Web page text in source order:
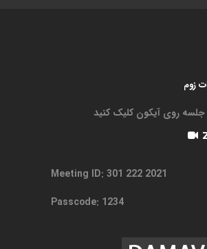
زوم
جلسه روی آیکون کلیک کنید
Meeting ID: 301 222 2021
Passcode: 1234